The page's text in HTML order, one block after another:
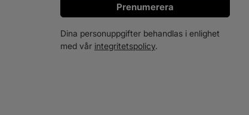
Prenumerera
Dina personuppgifter behandlas i enlighet
med vår integritetspolicy.